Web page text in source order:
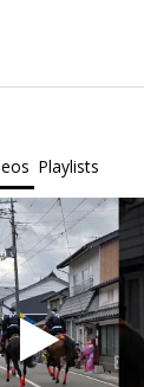
Playlists